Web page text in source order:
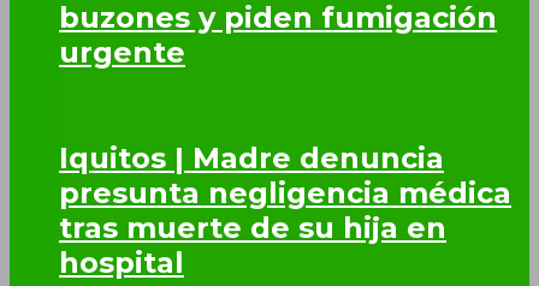
buzones y piden fumigación
urgente
Iquitos | Madre denuncia
presunta negligencia médica
tras muerte de su hija en
hospital